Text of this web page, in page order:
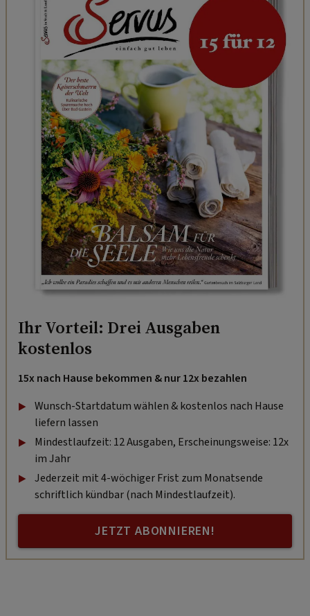
Ihr Vorteil: Drei Ausgaben
kostenlos
15x nach Hause bekommen & nur 12x bezahlen
Wunsch-Startdatum wählen & kostenlos nach Hause
liefern lassen
Mindestlaufzeit: 12 Ausgaben, Erscheinungsweise: 12x
im Jahr
Jederzeit mit 4-wöchiger Frist zum Monatsende
schriftlich kündbar (nach Mindestlaufzeit).
JETZT ABONNIEREN!